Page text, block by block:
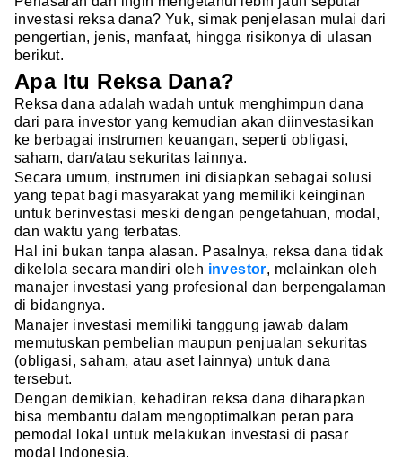
investasi reksa dana? Yuk, simak penjelasan mulai dari
pengertian, jenis, manfaat, hingga risikonya di ulasan
berikut.
Apa Itu Reksa Dana?
Reksa dana adalah wadah untuk menghimpun dana
dari para investor yang kemudian akan diinvestasikan
ke berbagai instrumen keuangan, seperti obligasi,
saham, dan/atau sekuritas lainnya.
Secara umum, instrumen ini disiapkan sebagai solusi
yang tepat bagi masyarakat yang memiliki keinginan
untuk berinvestasi meski dengan pengetahuan, modal,
dan waktu yang terbatas.
Hal ini bukan tanpa alasan. Pasalnya, reksa dana tidak
dikelola secara mandiri oleh investor, melainkan oleh
manajer investasi yang profesional dan berpengalaman
di bidangnya.
Manajer investasi memiliki tanggung jawab dalam
memutuskan pembelian maupun penjualan sekuritas
(obligasi, saham, atau aset lainnya) untuk dana
tersebut.
Dengan demikian, kehadiran reksa dana diharapkan
bisa membantu dalam mengoptimalkan peran para
pemodal lokal untuk melakukan investasi di pasar
modal Indonesia.